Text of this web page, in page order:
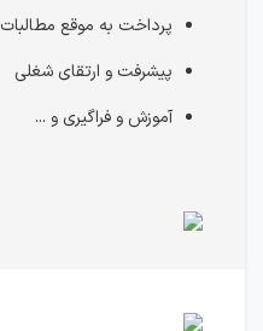
پرداخت به موقع مطالبات
پیشرفت و ارتقای شغلی
آموزش و فراگیری و ...